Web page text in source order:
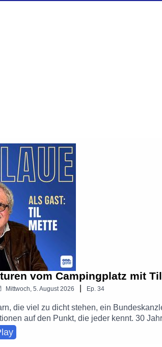
vom Campingplatz mit
Mittwoch, 5. August 2026 Ep. 34
die viel zu dicht stehen, ein
auf den Punkt, die jeder kennt. 30
spricht er über seine Solo-Reise mit
in Erinnerung bleibt.